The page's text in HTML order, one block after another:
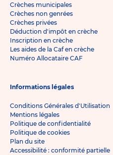
Crèches municipales
Crèches non genrées
Crèches privées
Déduction d'impôt en crèche
Inscription en crèche
Les aides de la Caf en crèche
Numéro Allocataire CAF
Informations légales
Conditions Générales d'Utilisation
Mentions légales
Politique de confidentialité
Politique de cookies
Plan du site
Accessibilité : conformité partielle